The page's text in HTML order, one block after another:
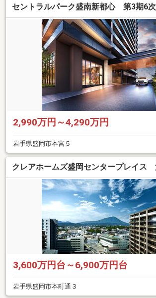
セントラルパーク盛南新都心 第3期6次
2,990万円～4,290万円
岩手県盛岡市本宮５
クレアホームズ盛岡センタープレイス
3,600万円台～6,900万円台
岩手県盛岡市本町通３